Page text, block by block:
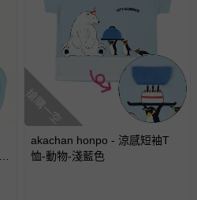
搶購一空
akachan honpo - 涼感短袖T
恤-動物-淺藍色